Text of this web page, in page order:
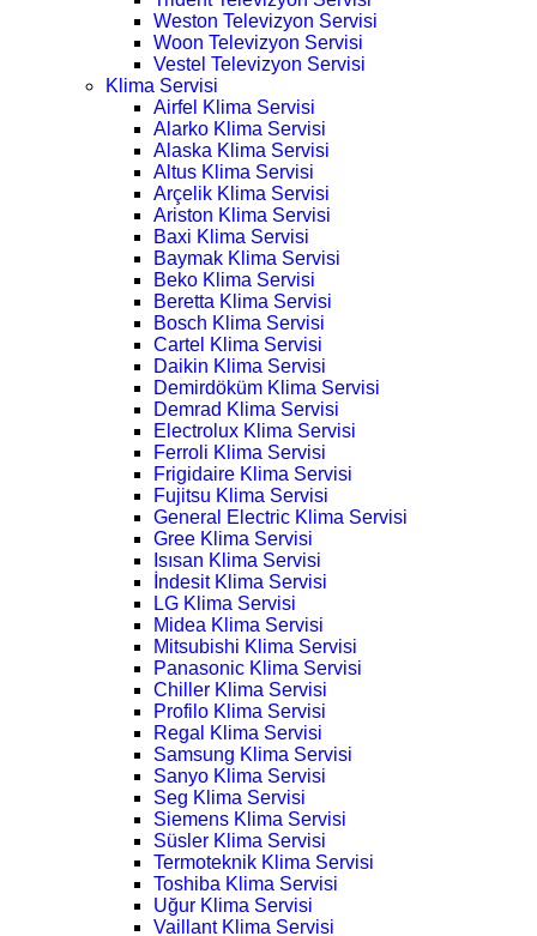
Weston Televizyon Servisi
Woon Televizyon Servisi
Vestel Televizyon Servisi
Klima Servisi
Airfel Klima Servisi
Alarko Klima Servisi
Alaska Klima Servisi
Altus Klima Servisi
Arçelik Klima Servisi
Ariston Klima Servisi
Baxi Klima Servisi
Baymak Klima Servisi
Beko Klima Servisi
Beretta Klima Servisi
Bosch Klima Servisi
Cartel Klima Servisi
Daikin Klima Servisi
Demirdöküm Klima Servisi
Demrad Klima Servisi
Electrolux Klima Servisi
Ferroli Klima Servisi
Frigidaire Klima Servisi
Fujitsu Klima Servisi
General Electric Klima Servisi
Gree Klima Servisi
Isısan Klima Servisi
İndesit Klima Servisi
LG Klima Servisi
Midea Klima Servisi
Mitsubishi Klima Servisi
Panasonic Klima Servisi
Chiller Klima Servisi
Profilo Klima Servisi
Regal Klima Servisi
Samsung Klima Servisi
Sanyo Klima Servisi
Seg Klima Servisi
Siemens Klima Servisi
Süsler Klima Servisi
Termoteknik Klima Servisi
Toshiba Klima Servisi
Uğur Klima Servisi
Vaillant Klima Servisi